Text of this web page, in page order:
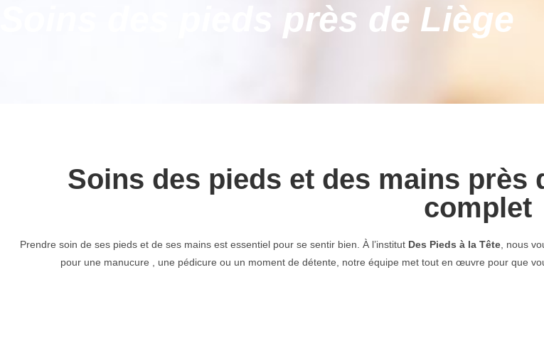
Soins des pieds près de Liège
Soins des pieds et des mains près
complet
Prendre soin de ses pieds et de ses mains est essentiel pour se sentir bien. À l’institut Des Pieds à la Tête, nous
pour une manucure , une pédicure ou un moment de détente, notre équipe met tout en œuvre pour que